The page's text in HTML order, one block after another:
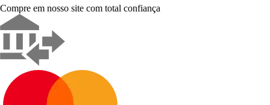
Compre em nosso site com total confiança